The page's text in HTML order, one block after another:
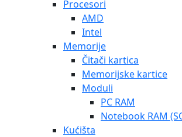
Procesori
AMD
Intel
Memorije
Čitači kartica
Memorijske kartice
Moduli
PC RAM
Notebook RAM
Kućišta